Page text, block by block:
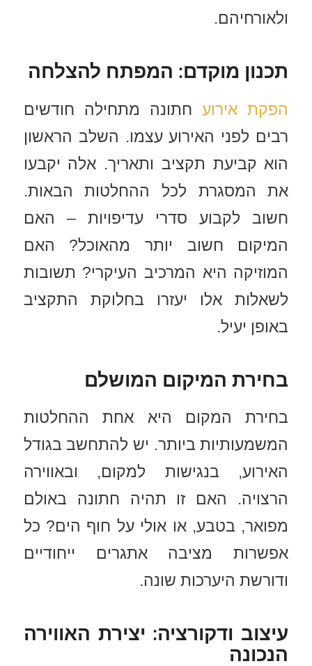
ולאורחיהם.
תכנון מוקדם: המפתח להצלחה
הפקת אירוע חתונה מתחילה חודשים
רבים לפני האירוע עצמו. השלב הראשון
הוא קביעת תקציב ותאריך. אלה יקבעו
את המסגרת לכל ההחלטות הבאות.
חשוב לקבוע סדרי עדיפויות – האם
המיקום חשוב יותר מהאוכל? האם
המוזיקה היא המרכיב העיקרי? תשובות
לשאלות אלו יעזרו בחלוקת התקציב
באופן יעיל.
בחירת המיקום המושלם
בחירת המקום היא אחת ההחלטות
המשמעותיות ביותר. יש להתחשב בגודל
האירוע, בנגישות למקום, ובאווירה
הרצויה. האם זו תהיה חתונה באולם
מפואר, בטבע, או אולי על חוף הים? כל
אפשרות מציבה אתגרים ייחודיים
ודורשת היערכות שונה.
עיצוב ודקורציה: יצירת האווירה
הנכונה